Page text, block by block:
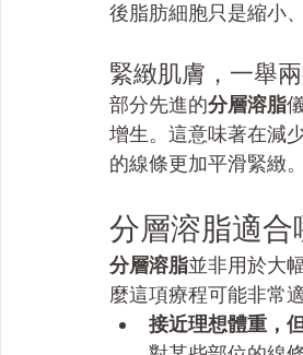
後脂肪細胞只是縮小
緊緻肌膚，一舉
部分先進的分層溶脂
增生。這意味著在減
的線條更加平滑緊緻。
分層溶脂適
分層溶脂並非用於大
麼這項療程可能非常
接近理想體重，